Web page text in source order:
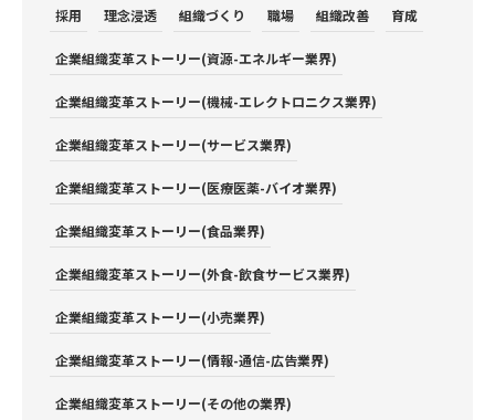
採用 理念浸透 組織づくり 職場 組織改善 育成
企業組織変革ストーリー(資源-エネルギー業界)
企業組織変革ストーリー(機械-エレクトロニクス業界)
企業組織変革ストーリー(サービス業界)
企業組織変革ストーリー(医療医薬-バイオ業界)
企業組織変革ストーリー(食品業界)
企業組織変革ストーリー(外食-飲食サービス業界)
企業組織変革ストーリー(小売業界)
企業組織変革ストーリー(情報-通信-広告業界)
企業組織変革ストーリー(その他の業界)